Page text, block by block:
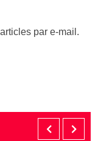
par e-mail.